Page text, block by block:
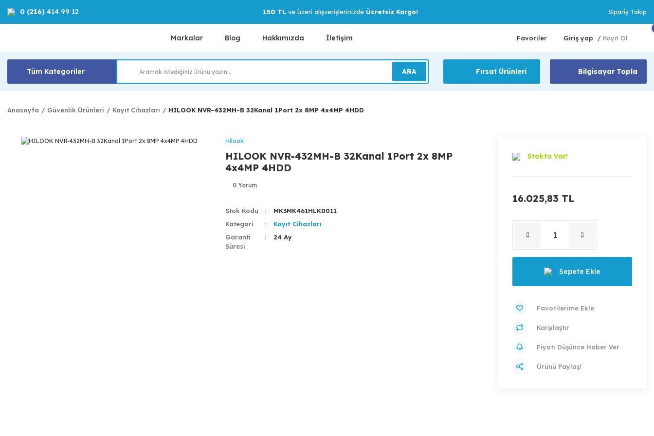
0 (216) 414 99 12 150 TLve üzeri alışverişlerinizde Ücretsiz Kargo! Sipariş Takip
Markalar Blog Hakkımızda İletişim Favoriler Giriş yap / Kayıt Ol
Tüm Kategoriler ARA Fırsat Ürünleri Bilgisayar Topla
Anasayfa Güvenlik Ürünleri Kayıt Cihazları HILOOK NVR-432MH-B 32Kanal 1Port 2x 8MP 4x4MP 4HDD
Hilook
HILOOK NVR-432MH-B 32Kanal 1Port 2x 8MP
4x4MP 4HDD
0 Yorum
Stok Kodu
MK3MK461HLK0011
Kategori
Kayıt Cihazları
Garanti
Süresi
24 Ay
Stokta Var!
16.025,83 TL
Sepete Ekle
Karşılaştır
Fiyatı Düşünce Haber Ver
Ürünü Paylaş!